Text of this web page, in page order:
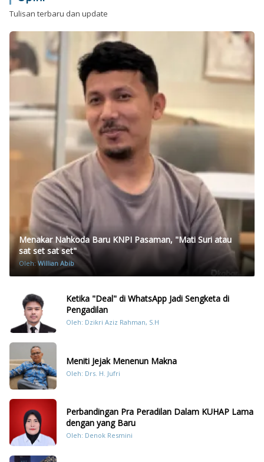
Tulisan terbaru dan update
Menakar Nahkoda Baru KNPI Pasaman, "Mati Suri atau
sat set sat set"
Oleh:Willian Abib
Ketika "Deal" di WhatsApp Jadi Sengketa di
Pengadilan
Oleh: Dzikri Aziz Rahman, S.H
Meniti Jejak Menenun Makna
Oleh: Drs. H. Jufri
Perbandingan Pra Peradilan Dalam KUHAP Lama
dengan yang Baru
Oleh: Denok Resmini